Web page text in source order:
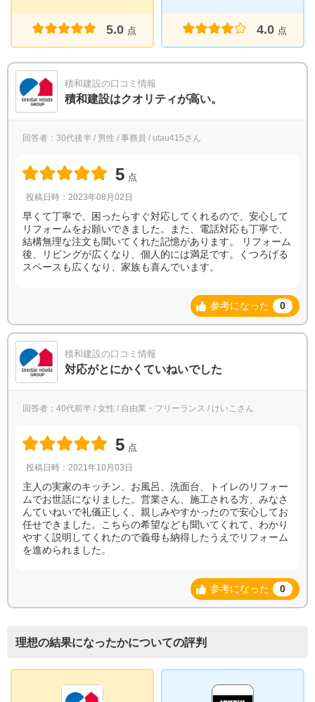
5.0 点 4.0 点
積和建設の口コミ情報
積和建設はクオリティが高い。
回答者：30代後半 / 男性 / 事務員 / utau415さん
5 点
投稿日時：2023年08月02日
早くて丁寧で、困ったらすぐ対応してくれるので、安心して
リフォームをお願いできました。また、電話対応も丁寧で、
結構無理な注文も聞いてくれた記憶があります。 リフォーム
後、リビングが広くなり、個人的には満足です。くつろげる
スペースも広くなり、家族も喜んでいます。
参考になった 0
積和建設の口コミ情報
対応がとにかくていねいでした
回答者：40代前半 / 女性 / 自由業・フリーランス / けいこさん
5 点
投稿日時：2021年10月03日
主人の実家のキッチン、お風呂、洗面台、トイレのリフォー
ムでお世話になりました。営業さん、施工される方、みなさ
んていねいで礼儀正しく、親しみやすかったので安心してお
任せできました。こちらの希望なども聞いてくれて、わかり
やすく説明してくれたので義母も納得したうえでリフォーム
を進められました。
参考になった 0
理想の結果になったかについての評判